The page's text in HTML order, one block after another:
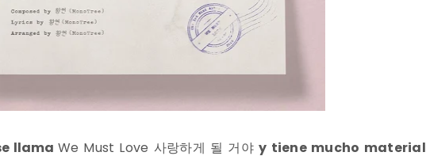
llama We Must Love 사랑하게 될 거야y tiene mucho material